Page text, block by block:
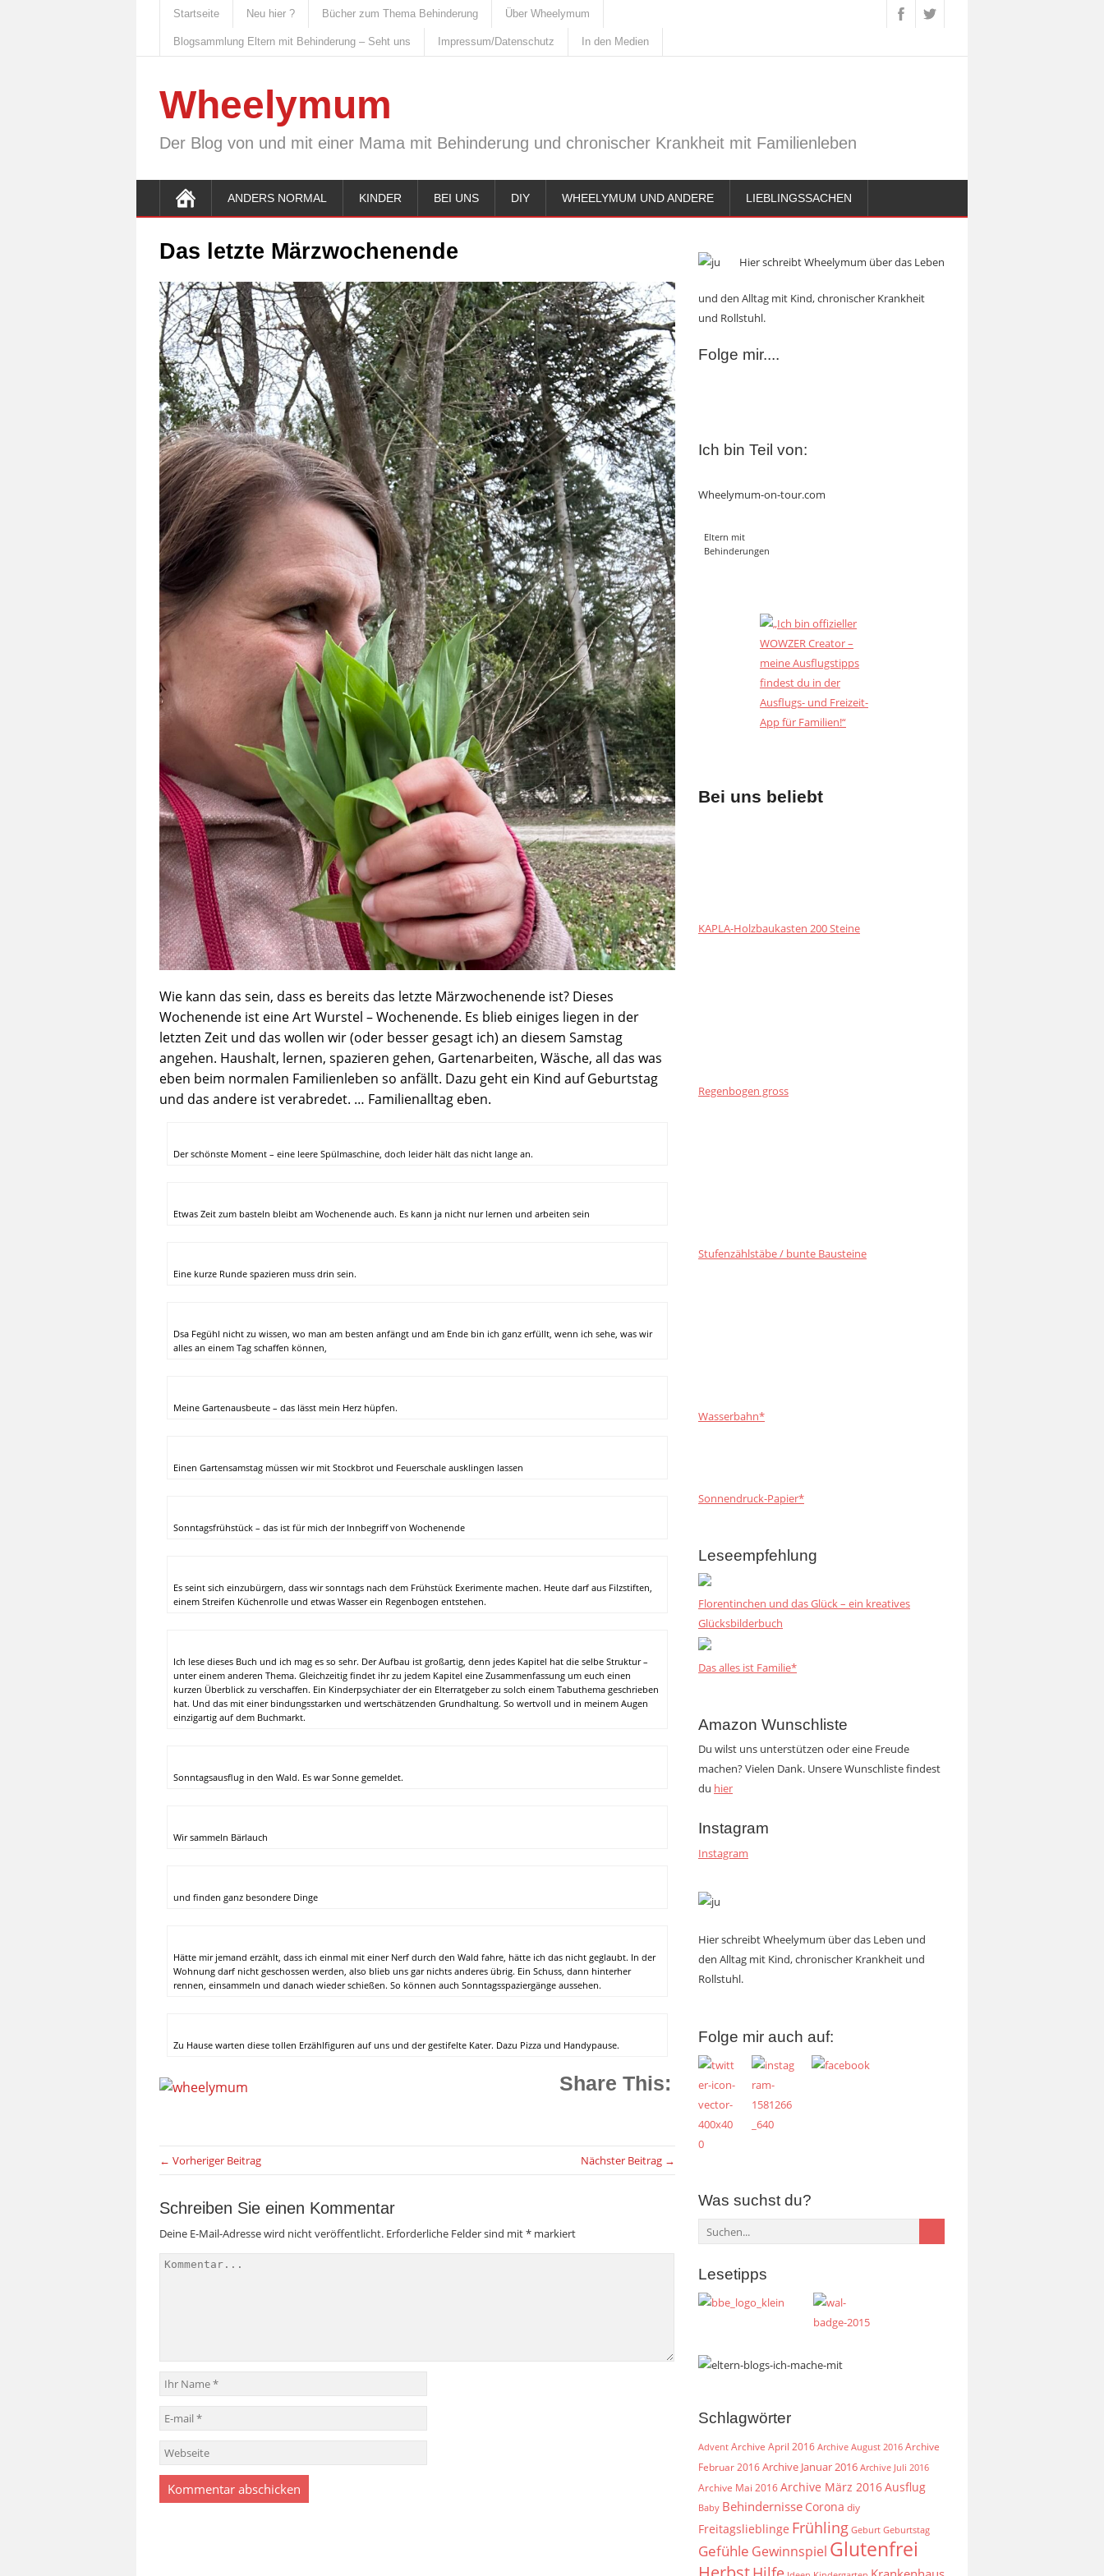
Startseite Neu hier ? Bücher zum Thema Behinderung Über Wheelymum
Blogsammlung Eltern mit Behinderung – Seht uns Impressum/Datenschutz In den Medien
Wheelymum
Der Blog von und mit einer Mama mit Behinderung und chronischer Krankheit mit Familienleben
ANDERS NORMAL KINDER BEI UNS DIY WHEELYMUM UND ANDERE LIEBLINGSSACHEN
Das letzte Märzwochenende
Wie kann das sein, dass es bereits das letzte Märzwochenende ist? Dieses
Wochenende ist eine Art Wurstel – Wochenende. Es blieb einiges liegen in der
letzten Zeit und das wollen wir (oder besser gesagt ich) an diesem Samstag
angehen. Haushalt, lernen, spazieren gehen, Gartenarbeiten, Wäsche, all das was
eben beim normalen Familienleben so anfällt. Dazu geht ein Kind auf Geburtstag
und das andere ist verabredet. … Familienalltag eben.
Der schönste Moment – eine leere Spülmaschine, doch leider hält das nicht lange an.
Etwas Zeit zum basteln bleibt am Wochenende auch. Es kann ja nicht nur lernen und arbeiten sein
Eine kurze Runde spazieren muss drin sein.
Dsa Fegühl nicht zu wissen, wo man am besten anfängt und am Ende bin ich ganz erfüllt, wenn ich sehe, was wir
alles an einem Tag schaffen können,
Meine Gartenausbeute – das lässt mein Herz hüpfen.
Einen Gartensamstag müssen wir mit Stockbrot und Feuerschale ausklingen lassen
Sonntagsfrühstück – das ist für mich der Innbegriff von Wochenende
Es seint sich einzubürgern, dass wir sonntags nach dem Frühstück Exerimente machen. Heute darf aus Filzstiften,
einem Streifen Küchenrolle und etwas Wasser ein Regenbogen entstehen.
Ich lese dieses Buch und ich mag es so sehr. Der Aufbau ist großartig, denn jedes Kapitel hat die selbe Struktur –
unter einem anderen Thema. Gleichzeitig findet ihr zu jedem Kapitel eine Zusammenfassung um euch einen
kurzen Überblick zu verschaffen. Ein Kinderpsychiater der ein Elterratgeber zu solch einem Tabuthema geschrieben
hat. Und das mit einer bindungsstarken und wertschätzenden Grundhaltung. So wertvoll und in meinem Augen
einzigartig auf dem Buchmarkt.
Sonntagsausflug in den Wald. Es war Sonne gemeldet.
Wir sammeln Bärlauch
und finden ganz besondere Dinge
Hätte mir jemand erzählt, dass ich einmal mit einer Nerf durch den Wald fahre, hätte ich das nicht geglaubt. In der
Wohnung darf nicht geschossen werden, also blieb uns gar nichts anderes übrig. Ein Schuss, dann hinterher
rennen, einsammeln und danach wieder schießen. So können auch Sonntagsspaziergänge aussehen.
Zu Hause warten diese tollen Erzählfiguren auf uns und der gestifelte Kater. Dazu Pizza und Handypause.
Share This:
← Vorheriger Beitrag Nächster Beitrag →
Schreiben Sie einen Kommentar
Deine E-Mail-Adresse wird nicht veröffentlicht. Erforderliche Felder sind mit* markiert
Hier schreibt Wheelymum über das Leben
und den Alltag mit Kind, chronischer Krankheit
und Rollstuhl.
Folge mir....
Ich bin Teil von:
Wheelymum-on-tour.com
Eltern mit
Behinderungen
Bei uns beliebt
KAPLA-Holzbaukasten 200 Steine
Regenbogen gross
Stufenzählstäbe / bunte Bausteine
Wasserbahn*
Sonnendruck-Papier*
Leseempfehlung
Florentinchen und das Glück – ein kreatives
Glücksbilderbuch
Das alles ist Familie*
Amazon Wunschliste
Du wilst uns unterstützen oder eine Freude
machen? Vielen Dank. Unsere Wunschliste findest
du hier
Instagram
Instagram
Hier schreibt Wheelymum über das Leben und
den Alltag mit Kind, chronischer Krankheit und
Rollstuhl.
Folge mir auch auf:
Was suchst du?
Lesetipps
Schlagwörter
Advent Archive April 2016 Archive August 2016 Archive
Februar 2016Archive Januar 2016 Archive Juli 2016
Archive Mai 2016Archive März 2016Ausflug
Baby Behindernisse Corona diy
Freitagslieblinge Frühling Geburt Geburtstag
Gefühle Gewinnspiel Glutenfrei